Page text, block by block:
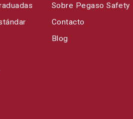
Sobre Pegaso Safety
Contacto
Blog